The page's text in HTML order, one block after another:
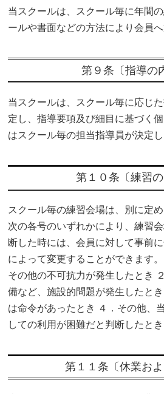
当スクールは、スクール毎に年間
ールや書面などの方法により会員へ
第９条〔指導の
当スクールは、スクール毎に応じ
定し、指導要項及び細目に基づく
はスクール毎の担当指導員が決定し
第１０条〔練習の
スクール毎の練習会場は、別に定
次の各号のいずれかにより、練習
断した時には、会員に対して事前
によって変更することができます
その他の不可抗力が発生したとき
備など、施設的問題が発生したと
は命令があったとき ４．その他、
しての利用が困難だと判断したとき
第１１条〔休業およ